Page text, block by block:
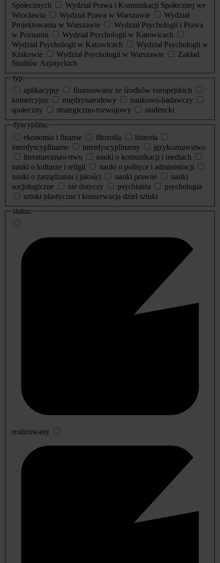
Społecznych
Wydział Prawa i Komunikacji Społecznej we
Wrocławiu
Wydział Prawa w Warszawie
Wydział
Projektowania w Warszawie
Wydział Psychologii i Prawa
w Poznaniu
Wydział Psychologii w Katowicach
Wydział Psychologii w Katowicach
Wydział Psychologii w
Krakowie
Wydział Psychologii w Warszawie
Zakład
Studiów Azjatyckich
typ:
aplikacyjny
finansowany ze środków europejskich
komercyjny
międzynarodowy
naukowo-badawczy
społeczny
strategiczno-rozwojowy
studencki
dyscyplina:
ekonomia i finanse
filozofia
historia
interdyscyplinarne
interdyscyplinarny
językoznawstwo
literaturoznawstwo
nauki o komunikacji i mediach
nauki o kulturze i religii
nauki o polityce i administracji
nauki o zarządzaniu i jakości
nauki prawne
nauki
socjologiczne
nie dotyczy psychiatria
psychologia
sztuki plastyczne i konserwacja dzieł sztuki
status:
realizowany